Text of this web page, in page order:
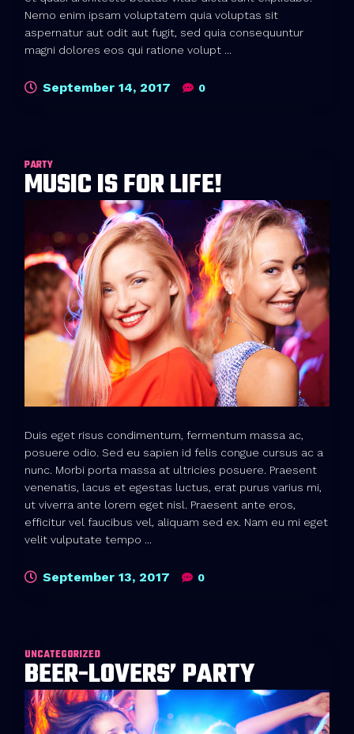
Nemo enim ipsam voluptatem quia voluptas sit
aspernatur aut odit aut fugit, sed quia consequuntur
magni dolores eos qui ratione volupt ...
September 14, 2017 0
PARTY
MUSIC IS FOR LIFE!
Duis eget risus condimentum, fermentum massa ac,
posuere odio. Sed eu sapien id felis congue cursus ac a
nunc. Morbi porta massa at ultricies posuere. Praesent
venenatis, lacus et egestas luctus, erat purus varius mi,
ut viverra ante lorem eget nisl. Praesent ante eros,
efficitur vel faucibus vel, aliquam sed ex. Nam eu mi eget
velit vulputate tempo ...
September 13, 2017 0
UNCATEGORIZED
BEER-LOVERS’ PARTY